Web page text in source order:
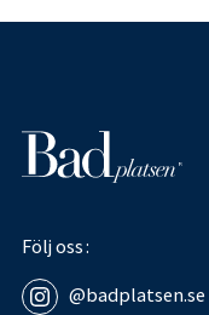
Följ oss
@badplatsen.se